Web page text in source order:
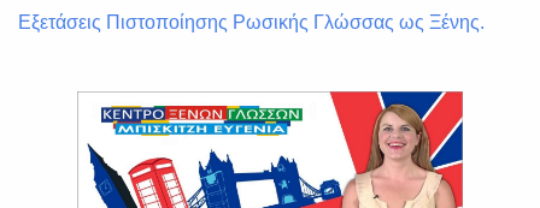
Εξετάσεις Πιστοποίησης Ρωσικής Γλώσσας ως Ξένης.